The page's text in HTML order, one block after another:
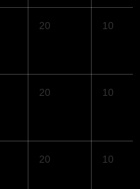
20 10
20 10
20 10